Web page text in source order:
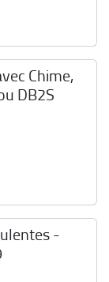
Chime,
DB2S
-